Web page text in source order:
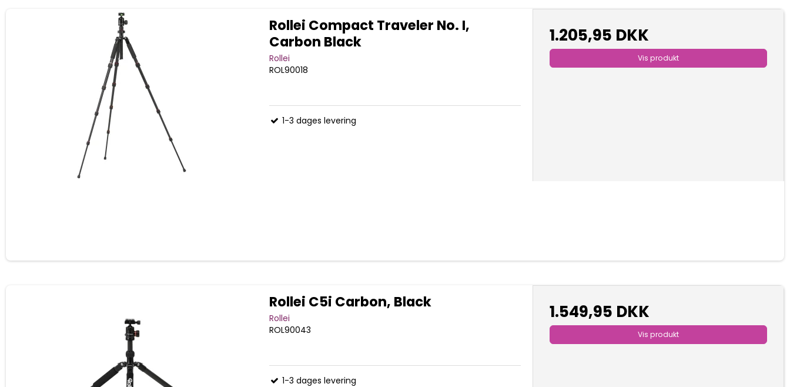
Rollei Compact Traveler No. I,
Carbon Black
Rollei
ROL90018
1-3 dages levering
1.205,95 DKK
Vis produkt
Rollei C5i Carbon, Black
Rollei
ROL90043
1-3 dages levering
1.549,95 DKK
Vis produkt